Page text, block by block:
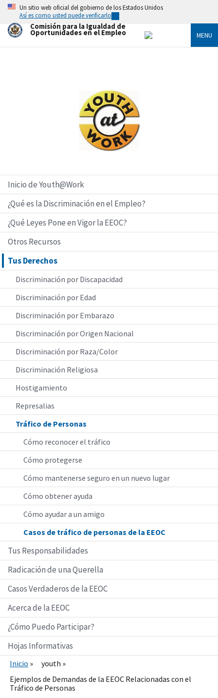
Skip
main
content
Un sitio web oficial del gobierno de los Estados Unidos
Así es como usted puede verificarlo
Comisión para la Igualdad de
Oportunidades en el Empleo MENU
Inicio de Youth@Work
¿Qué es la Discriminación en el Empleo?
¿Qué Leyes Pone en Vigor la EEOC?
Otros Recursos
Tus Derechos
Discriminación por Discapacidad
Discriminación por Edad
Discriminación por Embarazo
Discriminación por Origen Nacional
Discriminación por Raza/Color
Discriminación Religiosa
Hostigamiento
Represalias
Tráfico de Personas
Cómo reconocer el tráfico
Cómo protegerse
Cómo mantenerse seguro en un nuevo lugar
Cómo obtener ayuda
Cómo ayudar a un amigo
Casos de tráfico de personas de la EEOC
Tus Responsabilidades
Radicación de una Querella
Casos Verdaderos de la EEOC
Acerca de la EEOC
¿Cómo Puedo Participar?
Hojas Informativas
Inicio
youth
Ejemplos de Demandas de la EEOC Relacionadas con el
Tráfico de Personas